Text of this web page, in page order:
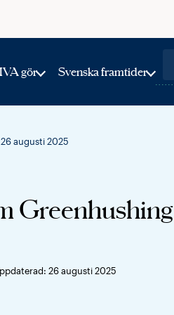
gör Svenska framtider
augusti 2025
Greenhushing
26 augusti 2025